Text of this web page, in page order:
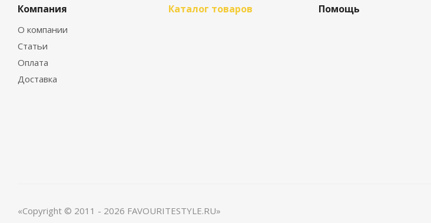
Компания
О компании
Статьи
Оплата
Доставка
Каталог товаров Помощь
«Copyright © 2011 - 2026 FAVOURITESTYLE.RU»